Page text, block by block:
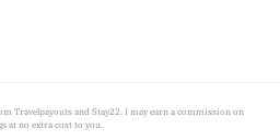
Travelpayouts and Stay22. I may earn a commission on
at no extra cost to you.